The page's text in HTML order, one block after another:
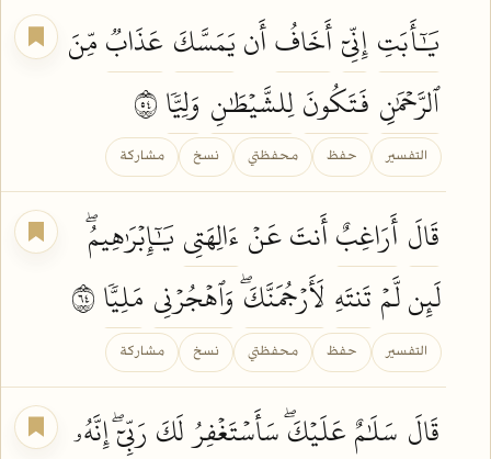
يَٰٓأَبَتِإِنِّيٓأَخَافُأَنيَمَسَّكَ عَذَابٞمِّنَ
ٱلرَّحۡمَٰنِ فَتَكُونَلِلشَّيۡطَٰنِ وَلِيّٗا
التفسير حفظ محفظتي نسخ مشاركة
قَالَ أَرَاغِبٌأَنتَ عَنۡ ءَالِهَتِي يَٰٓإِبۡرَٰهِيمُۖ
لَئِن لَّمۡ تَنتَهِ لَأَرۡجُمَنَّكَۖ وَٱهۡجُرۡنِي مَلِيّٗا
التفسير حفظ محفظتي نسخ مشاركة
قَالَ سَلَٰمٌعَلَيۡكَۖسَأَسۡتَغۡفِرُلَكَ رَبِّيٓۖإِنَّهُۥ